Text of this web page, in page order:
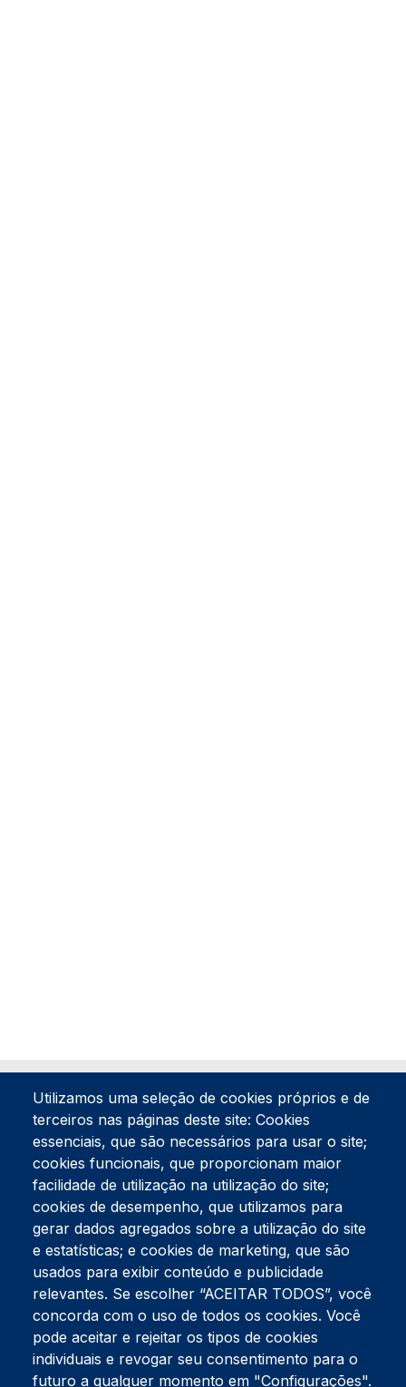
Tel:234 390 100 Fax:234 390 100
Endereço Postal
Apartado 42
Rua Gil Eanes 31
3834-908 Gafanha da Nazaré
Estúdios
Rua Prior Guerra
Edifício do Centro Cultural da Gafanha da Nazaré
3830-556 Gafanha da Nazaré
Utilizamos uma seleção de cookies próprios e de
terceiros nas páginas deste site: Cookies
essenciais, que são necessários para usar o site;
cookies funcionais, que proporcionam maior
facilidade de utilização na utilização do site;
cookies de desempenho, que utilizamos para
gerar dados agregados sobre a utilização do site
e estatísticas; e cookies de marketing, que são
usados para exibir conteúdo e publicidade
relevantes. Se escolher “ACEITAR TODOS”, você
concorda com o uso de todos os cookies. Você
pode aceitar e rejeitar os tipos de cookies
individuais e revogar seu consentimento para o
futuro a qualquer momento em "Configurações".